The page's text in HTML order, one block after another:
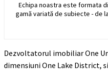
Echipa noastra este formata
gamă variată de subiecte - de
Dezvoltatorul imobiliar One
dimensiuni One Lake District,